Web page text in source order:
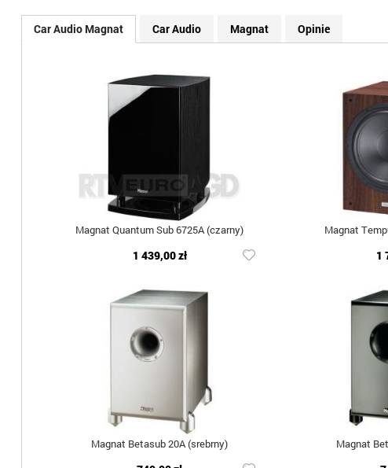
Car Audio Magnat Car Audio Magnat Opinie
Magnat Quantum Sub 6725A (czarny)
1 439,00 zł
Magnat
1
Magnat Betasub 20A (srebrny) Magnat